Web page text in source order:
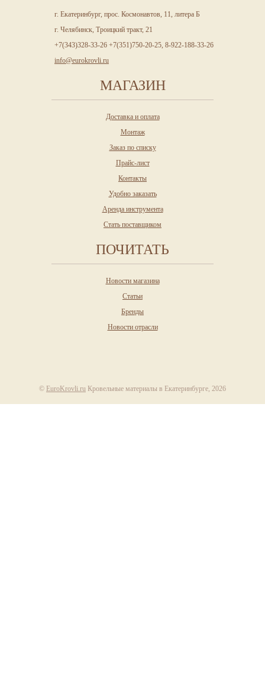
г. Екатеринбург, прос. Космонавтов, 11, литера Б
г. Челябинск, Троицкий тракт, 21
+7(343)328-33-26 +7(351)750-20-25, 8-922-188-33-26
info@eurokrovli.ru
МАГАЗИН
Доставка и оплата
Монтаж
Заказ по списку
Прайс-лист
Контакты
Удобно заказать
Аренда инструмента
Стать поставщиком
ПОЧИТАТЬ
Новости магазина
Статьи
Бренды
Новости отрасли
© EuroKrovli.ru Кровельные материалы в Екатеринбурге, 2026